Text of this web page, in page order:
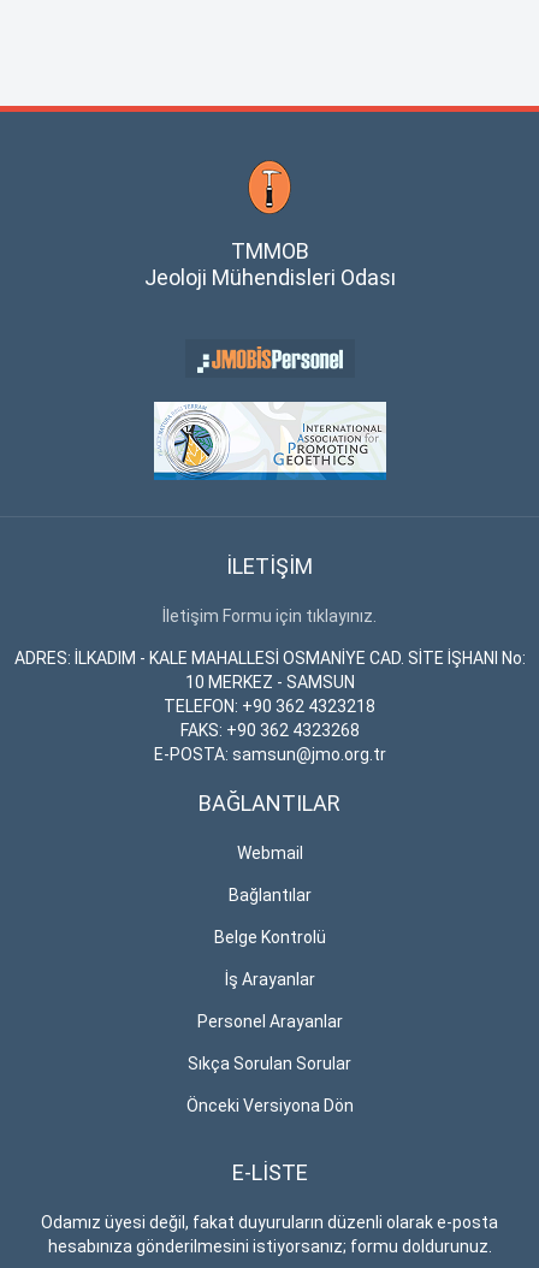
TMMOB
Jeoloji Mühendisleri Odası
İLETİŞİM
İletişim Formu için tıklayınız.
ADRES: İLKADIM - KALE MAHALLESİ OSMANİYE CAD. SİTE İŞHANI No:
10 MERKEZ - SAMSUN
TELEFON: +90 362 4323218
FAKS: +90 362 4323268
E-POSTA: samsun@jmo.org.tr
BAĞLANTILAR
Webmail
Bağlantılar
Belge Kontrolü
İş Arayanlar
Personel Arayanlar
Sıkça Sorulan Sorular
Önceki Versiyona Dön
E-LİSTE
Odamız üyesi değil, fakat duyuruların düzenli olarak e-posta
hesabınıza gönderilmesini istiyorsanız; formu doldurunuz.